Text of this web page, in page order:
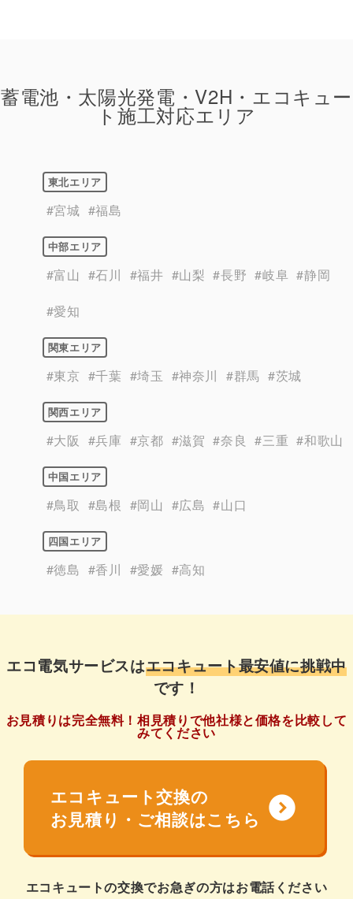
蓄電池・太陽光発電・V2H・エコキュー
ト施工対応エリア
東北エリア
#宮城 #福島
中部エリア
#富山 #石川 #福井 #山梨 #長野 #岐阜 #静岡
#愛知
関東エリア
#東京 #千葉 #埼玉 #神奈川 #群馬 #茨城
関西エリア
#大阪 #兵庫 #京都 #滋賀 #奈良 #三重 #和歌山
中国エリア
#鳥取 #島根 #岡山 #広島 #山口
四国エリア
#徳島 #香川 #愛媛 #高知
エコ電気サービスはエコキュート最安値に挑戦中
です！
お見積りは完全無料！相見積りで他社様と価格を比較して
みてください
エコキュート交換の
お見積り・ご相談はこちら expand_circle_down
エコキュートの交換でお急ぎの方はお電話ください